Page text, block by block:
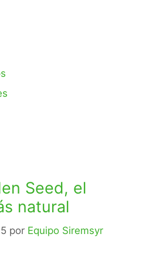
Seed, el
natural
por Equipo Siremsyr